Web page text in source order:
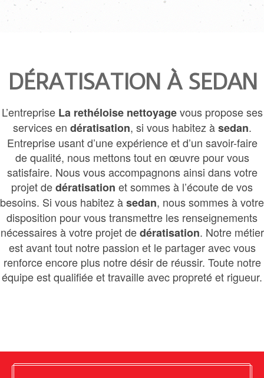
DÉRATISATION À SEDAN
L’entreprise La rethéloise nettoyagevous propose ses
services en dératisation, si vous habitez àsedan.
Entreprise usant d’une expérience et d’un savoir-faire
de qualité, nous mettons tout en œuvre pour vous
satisfaire. Nous vous accompagnons ainsi dans votre
projet dedératisation et sommes à l’écoute de vos
besoins. Si vous habitez àsedan, nous sommes à votre
disposition pour vous transmettre les renseignements
nécessaires à votre projet dedératisation. Notre métier
est avant tout notre passion et le partager avec vous
renforce encore plus notre désir de réussir. Toute notre
équipe est qualifiée et travaille avec propreté et rigueur.